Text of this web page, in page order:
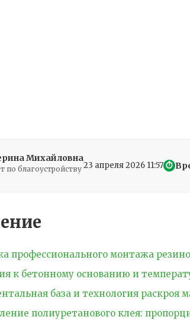
Михайловна
по благоустройству 23 апреля 2026 11:57 ⏱
профессионального монтажа
к бетонному основанию и
база и технология раскроя
полиуретанового клея: